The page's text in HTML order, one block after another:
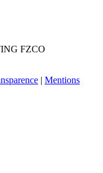
FZCO
| Mentions